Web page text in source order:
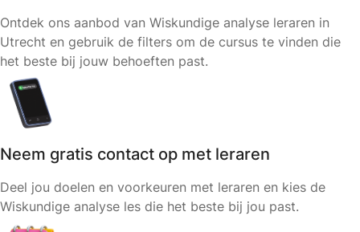
Ontdek ons aanbod van Wiskundige analyse leraren in
Utrecht en gebruik de filters om de cursus te vinden die
het beste bij jouw behoeften past.
Neem gratis contact op met leraren
Deel jou doelen en voorkeuren met leraren en kies de
Wiskundige analyse les die het beste bij jou past.